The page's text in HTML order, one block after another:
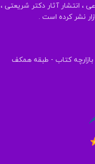
، انتشار آثار دکتر شریعتی ،
کتاب - طبقه همکف